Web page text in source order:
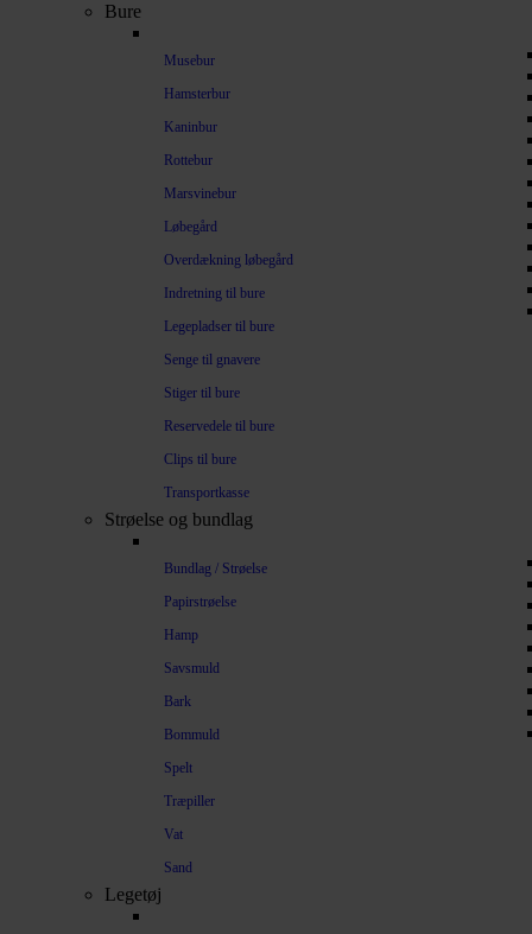
Bure
Musebur
Hamsterbur
Kaninbur
Rottebur
Marsvinebur
Løbegård
Overdækning løbegård
Indretning til bure
Legepladser til bure
Senge til gnavere
Stiger til bure
Reservedele til bure
Clips til bure
Transportkasse
Strøelse og bundlag
Bundlag / Strøelse
Papirstrøelse
Hamp
Savsmuld
Bark
Bommuld
Spelt
Træpiller
Vat
Sand
Legetøj